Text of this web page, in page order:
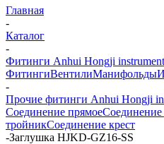
Главная
-
Каталог
-
Фитинги Anhui Hongji
ФитингиВентилиМанифольды
-
Прочие фитинги Anhui Hongji
Соединение прямоеСоединение
тройникСоединение крест
-Заглушка HJKD-GZ16-SS